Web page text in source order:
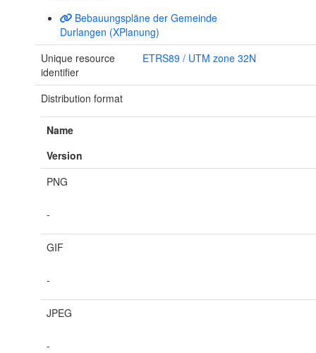
Bebauungspläne der Gemeinde
Durlangen (XPlanung)
Unique resource
identifier
ETRS89 / UTM zone 32N
Distribution format
Name
Version
PNG
-
GIF
-
JPEG
-